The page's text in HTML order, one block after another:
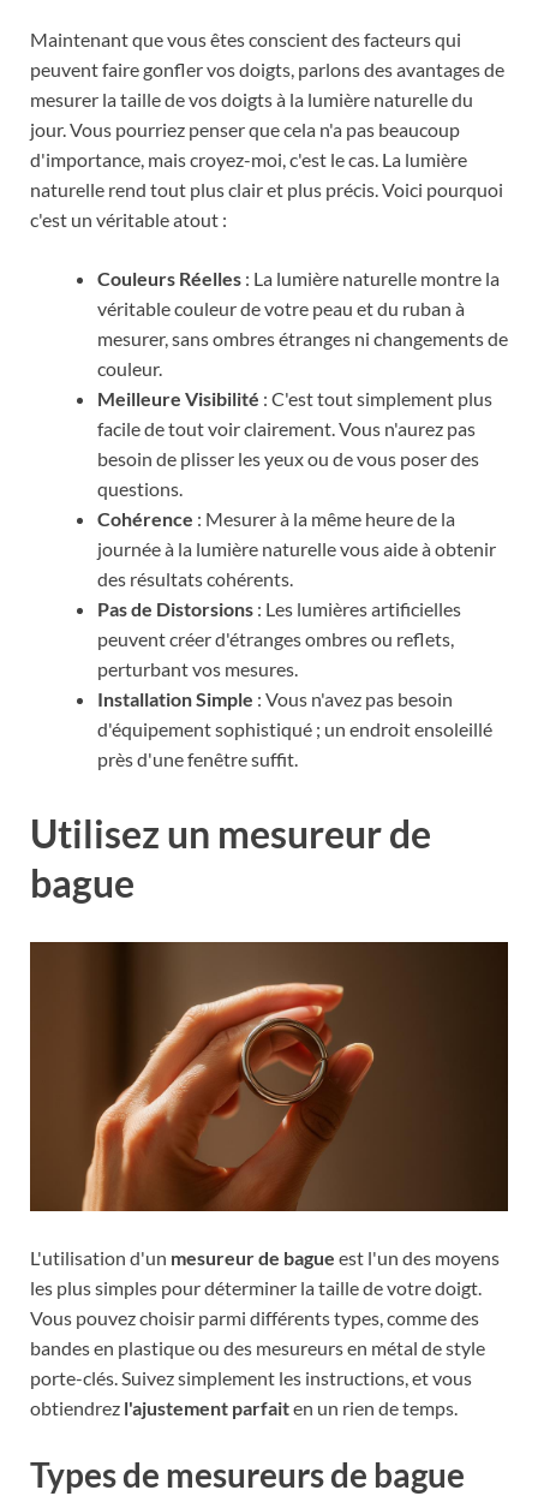
Maintenant que vous êtes conscient des facteurs qui
peuvent faire gonfler vos doigts, parlons des avantages de
mesurer la taille de vos doigts à la lumière naturelle du
jour. Vous pourriez penser que cela n'a pas beaucoup
d'importance, mais croyez-moi, c'est le cas. La lumière
naturelle rend tout plus clair et plus précis. Voici pourquoi
c'est un véritable atout :
Couleurs Réelles : La lumière naturelle montre la
véritable couleur de votre peau et du ruban à
mesurer, sans ombres étranges ni changements de
couleur.
Meilleure Visibilité : C'est tout simplement plus
facile de tout voir clairement. Vous n'aurez pas
besoin de plisser les yeux ou de vous poser des
questions.
Cohérence : Mesurer à la même heure de la
journée à la lumière naturelle vous aide à obtenir
des résultats cohérents.
Pas de Distorsions : Les lumières artificielles
peuvent créer d'étranges ombres ou reflets,
perturbant vos mesures.
Installation Simple : Vous n'avez pas besoin
d'équipement sophistiqué ; un endroit ensoleillé
près d'une fenêtre suffit.
Utilisez un mesureur de
bague
L'utilisation d'un mesureur de bague est l'un des moyens
les plus simples pour déterminer la taille de votre doigt.
Vous pouvez choisir parmi différents types, comme des
bandes en plastique ou des mesureurs en métal de style
porte-clés. Suivez simplement les instructions, et vous
obtiendrez l'ajustement parfaiten un rien de temps.
Types de mesureurs de bague